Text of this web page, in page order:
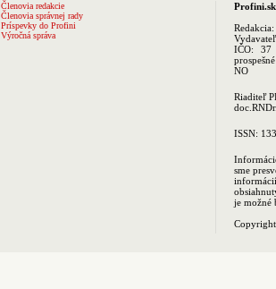
Členovia redakcie
Členovia správnej rady
Príspevky do Profini
Výročná správa
Profini.sk
Redakcia:
IČO: 37
NO
Riaditeľ
ISSN:
sme
je možné